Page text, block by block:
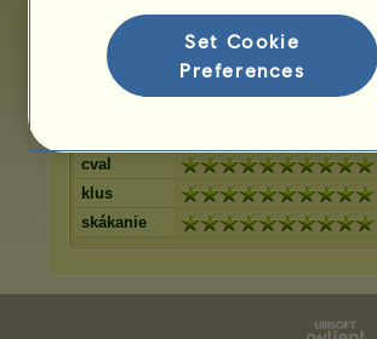
Schopnosti pre Newfoundlandský
výdrž
cval
klus
skákanie
Set Cookie
Preferences